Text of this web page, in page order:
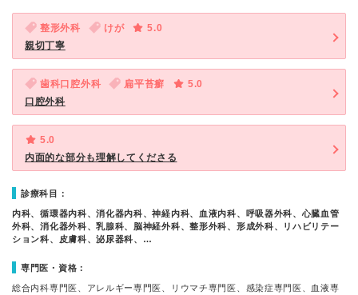
整形外科 けが
5.0
親切丁寧
歯科口腔外科 扁平苔癬
5.0
口腔外科
5.0
内面的な部分も理解してくださる
診療科目：
内科、循環器内科、消化器内科、神経内科、血液内科、呼吸器外科、心臓血管
外科、消化器外科、乳腺科、脳神経外科、整形外科、形成外科、リハビリテー
ション科、皮膚科、泌尿器科、…
専門医・資格：
総合内科専門医、アレルギー専門医、リウマチ専門医、感染症専門医、血液専